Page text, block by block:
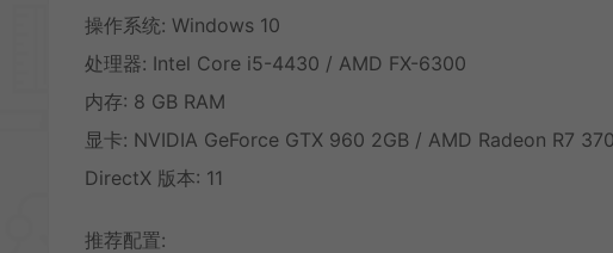
操作系统: Windows 10
处理器: Intel Core i5-4430 / AMD FX-6300
内存: 8 GB RAM
显卡: NVIDIA GeForce GTX 960 2GB / AMD Radeon R7
DirectX 版本: 11
推荐配置: